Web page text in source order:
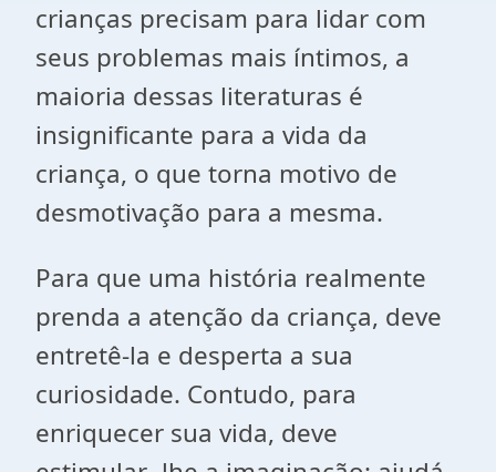
crianças precisam para lidar com
seus problemas mais íntimos, a
maioria dessas literaturas é
insignificante para a vida da
criança, o que torna motivo de
desmotivação para a mesma.
Para que uma história realmente
prenda a atenção da criança, deve
entretê-la e desperta a sua
curiosidade. Contudo, para
enriquecer sua vida, deve